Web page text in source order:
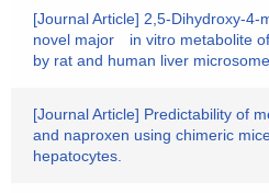
[Journal Article] 2,5-Dihydroxy-4-
novel major in vitro metabolite
by rat and human liver
[Journal Article] Predictability of
and naproxen using chimeric
hepatocytes.